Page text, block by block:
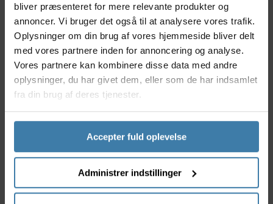
bliver præsenteret for mere relevante produkter og
annoncer. Vi bruger det også til at analysere vores trafik.
Oplysninger om din brug af vores hjemmeside bliver delt
med vores partnere inden for annoncering og analyse.
Vores partnere kan kombinere disse data med andre
oplysninger, du har givet dem, eller som de har indsamlet
fra din brug af deres tjenester.
Accepter fuld oplevelse
Administrer indstillinger
GripGrab ProRide RC Max cykelhandsker er med
korte fingre og polstrede, så du vil opleve en
uovertruffen komfort gennem hele din cykeltur.
Handskerne er udviklet med rytterens komfort i
fokus - lige fra de strategisk placerede gelpuder i
håndfladen, til den innovative Memory Foam som
tilpasser sig dine hænders position på styret. Denne
særlige polstring er designet til at mindske
trætheden i hænderne og vil derfor forbedre din
køreoplevelse på lange ture. Håndfladen er
produceret i slidstærkt mikro-ruskind som er
Dette er efterfølgeren til GripGrab ProGel